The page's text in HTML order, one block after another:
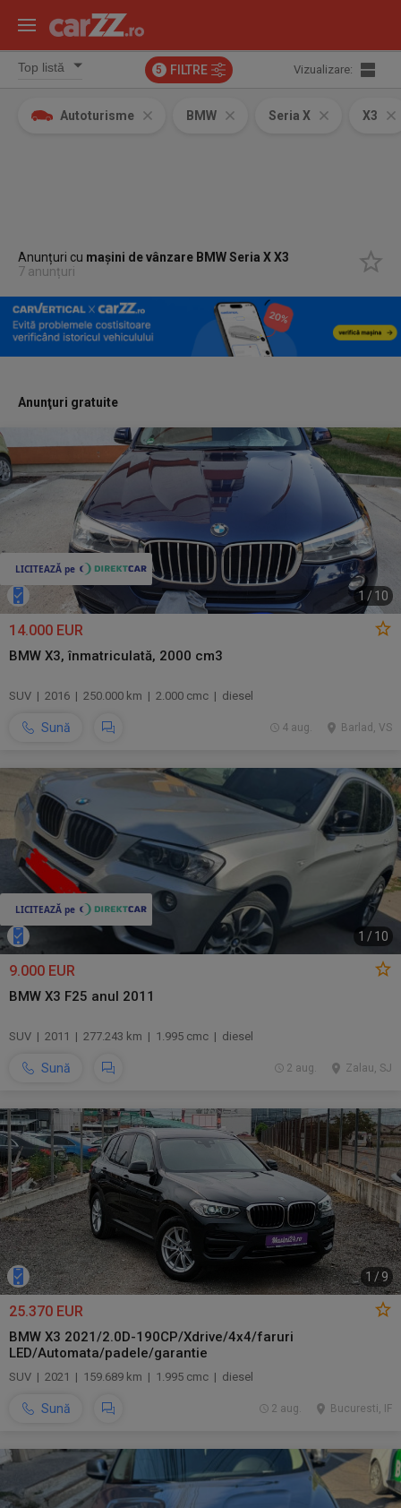
5 FILTRE Vizualizare:
Autoturisme BMW Seria X X3
Anunțuri cu mașini de vânzare BMW Seria X X3
7 anunțuri
Anunţuri gratuite
1 / 10
14.000 EUR
BMW X3, înmatriculată, 2000 cm3
SUV | 2016 | 250.000 km | 2.000 cmc | diesel
Sună Barlad, VS
4 aug.
1 / 10
9.000 EUR
BMW X3 F25 anul 2011
SUV | 2011 | 277.243 km | 1.995 cmc | diesel
Sună Zalau, SJ
2 aug.
1 /9
25.370 EUR
BMW X3 2021/2.0D-190CP/Xdrive/4x4/faruri
LED/Automata/padele/garantie
SUV | 2021 | 159.689 km | 1.995 cmc | diesel
Sună Bucuresti, IF
2 aug.